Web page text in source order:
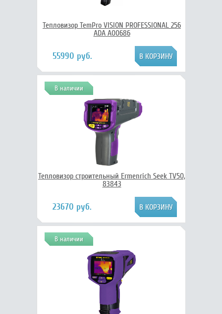
Тепловизор TemPro VISION PROFESSIONAL 256
ADA А00686
55990 руб.
В наличии
Тепловизор строительный Ermenrich Seek TV50,
83843
23670 руб.
В наличии